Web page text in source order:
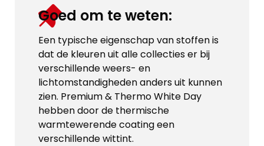
Goed om te weten:
Een typische eigenschap van stoffen is
dat de kleuren uit alle collecties er bij
verschillende weers- en
lichtomstandigheden anders uit kunnen
zien. Premium & Thermo White Day
hebben door de thermische
warmtewerende coating een
verschillende wittint.